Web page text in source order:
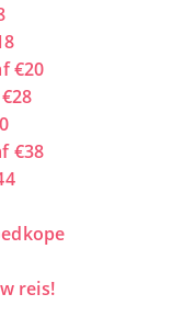
€20
€38
reis!